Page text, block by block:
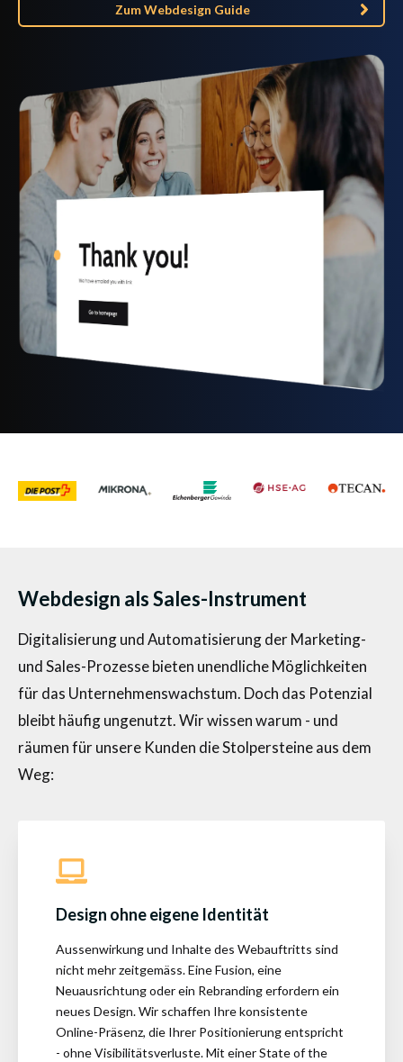
Zum Webdesign Guide
Webdesign als Sales-Instrument
Digitalisierung und Automatisierung der Marketing-
und Sales-Prozesse bieten unendliche Möglichkeiten
für das Unternehmenswachstum. Doch das Potenzial
bleibt häufig ungenutzt. Wir wissen warum - und
räumen für unsere Kunden die Stolpersteine aus dem
Weg:
Design ohne eigene Identität
Aussenwirkung und Inhalte des Webauftritts sind
nicht mehr zeitgemäss. Eine Fusion, eine
Neuausrichtung oder ein Rebranding erfordern ein
neues Design. Wir schaffen Ihre konsistente
Online-Präsenz, die Ihrer Positionierung entspricht
- ohne Visibilitätsverluste. Mit einer State of the